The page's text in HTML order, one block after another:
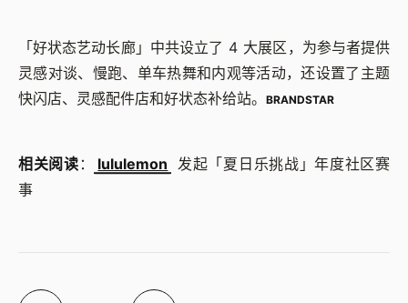
「好状态艺动长廊」中共设立了 4 大展区，为参与者提供
灵感对谈、慢跑、单车热舞和内观等活动，还设置了主题
快闪店、灵感配件店和好状态补给站。
BRANDSTAR
相关阅读 ： lululemon 发起「夏日乐挑战」年度社区赛
事